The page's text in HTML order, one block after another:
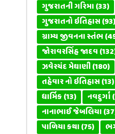
ગુજરાતની ગરિમા(33)
ગુજરાતનો ઇતિહાસ(93)
ગ્રામ્ય જીવનના સ્તંભ
જોરાવરસિંહ જાદવ
ઝવેરચંદ મેઘાણી(180)
તહેવાર નો ઇતિહાસ(13)
ધાર્મિક(13) નવદુર્ગા
નાનાભાઈ જેબલિયા
પાળિયા કથા(75)